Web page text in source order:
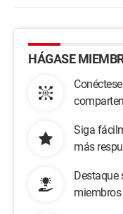
HÁGASE
Siga
más
Destaque
miembros